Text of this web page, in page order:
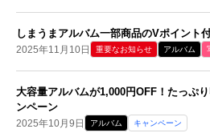
しまうまアルバム一部商品のVポイント
2025年11月10日 重要なお知らせ アルバム
大容量アルバムが1,000円OFF！たっぷ
ンペーン
2025年10月9日 アルバム キャンペーン